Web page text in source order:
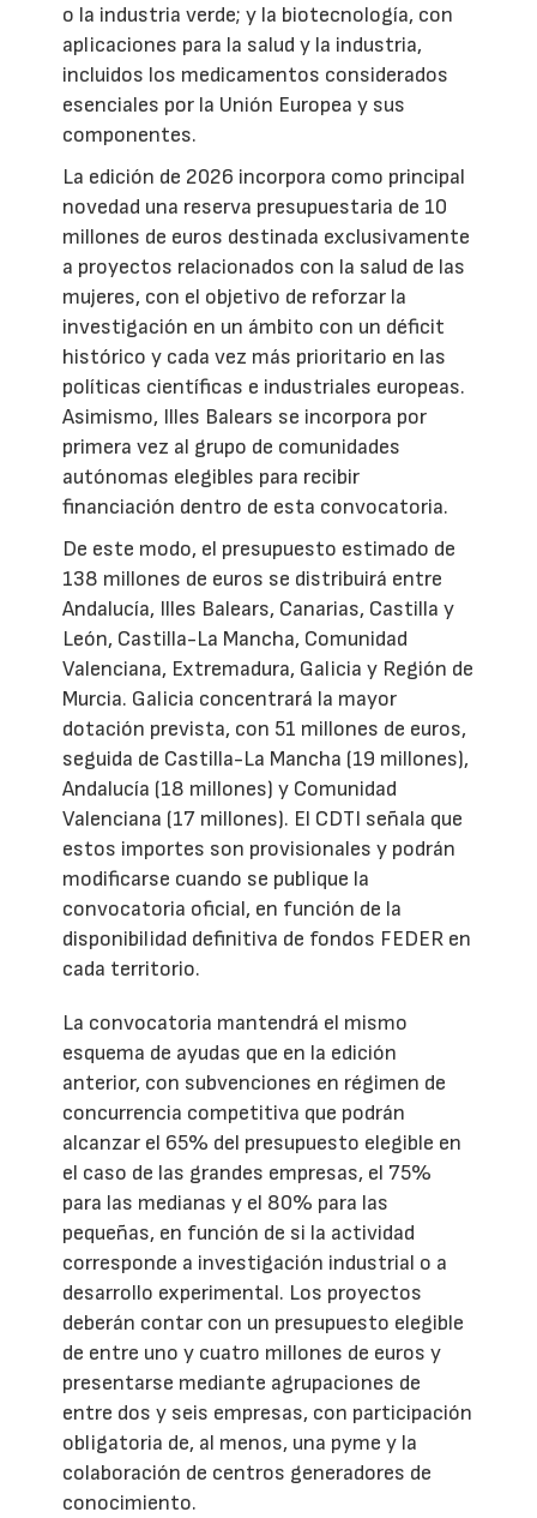
o la industria verde; y la biotecnología, con
aplicaciones para la salud y la industria,
incluidos los medicamentos considerados
esenciales por la Unión Europea y sus
componentes.
La edición de 2026 incorpora como principal
novedad una reserva presupuestaria de 10
millones de euros destinada exclusivamente
a proyectos relacionados con la salud de las
mujeres, con el objetivo de reforzar la
investigación en un ámbito con un déficit
histórico y cada vez más prioritario en las
políticas científicas e industriales europeas.
Asimismo, Illes Balears se incorpora por
primera vez al grupo de comunidades
autónomas elegibles para recibir
financiación dentro de esta convocatoria.
De este modo, el presupuesto estimado de
138 millones de euros se distribuirá entre
Andalucía, Illes Balears, Canarias, Castilla y
León, Castilla-La Mancha, Comunidad
Valenciana, Extremadura, Galicia y Región de
Murcia. Galicia concentrará la mayor
dotación prevista, con 51 millones de euros,
seguida de Castilla-La Mancha (19 millones),
Andalucía (18 millones) y Comunidad
Valenciana (17 millones). El CDTI señala que
estos importes son provisionales y podrán
modificarse cuando se publique la
convocatoria oficial, en función de la
disponibilidad definitiva de fondos FEDER en
cada territorio.
La convocatoria mantendrá el mismo
esquema de ayudas que en la edición
anterior, con subvenciones en régimen de
concurrencia competitiva que podrán
alcanzar el 65% del presupuesto elegible en
el caso de las grandes empresas, el 75%
para las medianas y el 80% para las
pequeñas, en función de si la actividad
corresponde a investigación industrial o a
desarrollo experimental. Los proyectos
deberán contar con un presupuesto elegible
de entre uno y cuatro millones de euros y
presentarse mediante agrupaciones de
entre dos y seis empresas, con participación
obligatoria de, al menos, una pyme y la
colaboración de centros generadores de
conocimiento.